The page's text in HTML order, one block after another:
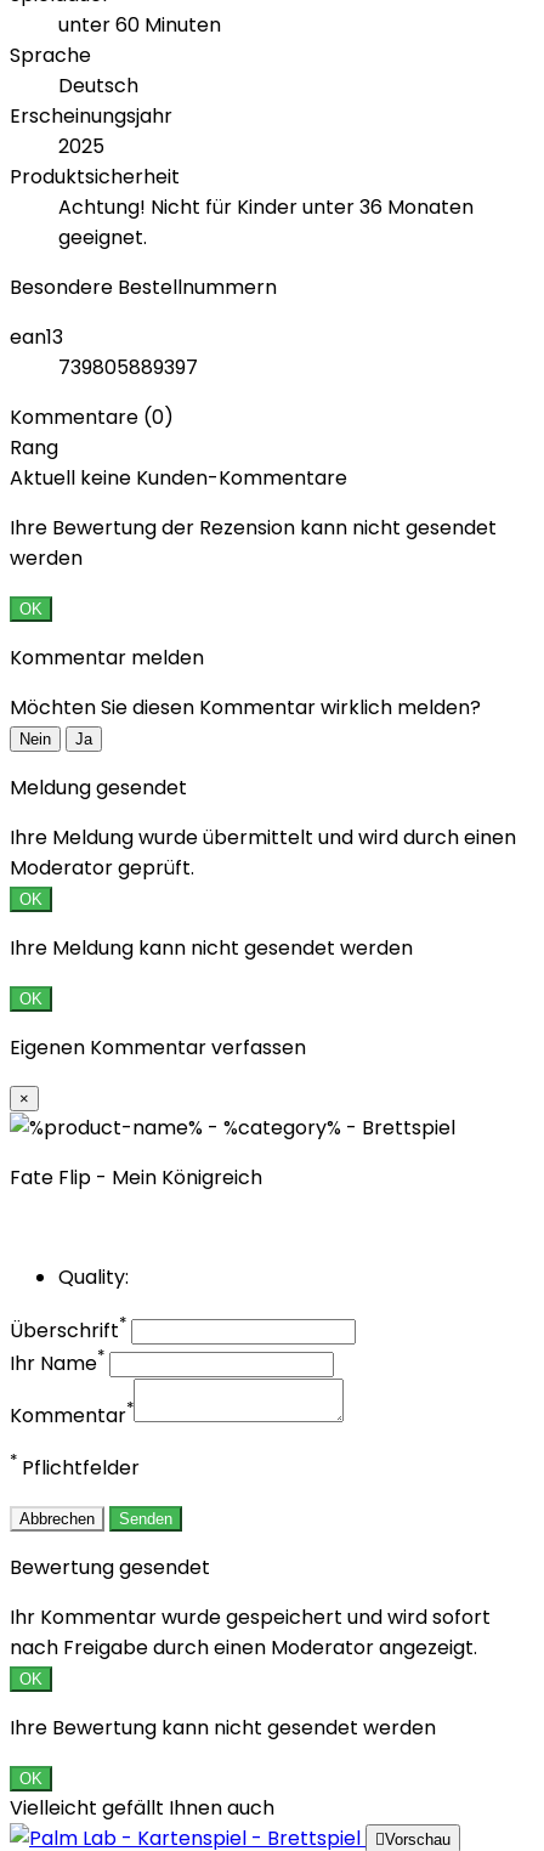
unter 60 Minuten
Sprache
Deutsch
Erscheinungsjahr
2025
Produktsicherheit
Achtung! Nicht für Kinder unter 36 Monaten
geeignet.
Besondere Bestellnummern
ean13
739805889397
Kommentare (0)
Rang
Aktuell keine Kunden-Kommentare
Ihre Bewertung der Rezension kann nicht gesendet
werden
OK
Kommentar melden
Möchten Sie diesen Kommentar wirklich melden?
Nein Ja
Meldung gesendet
Ihre Meldung wurde übermittelt und wird durch einen
Moderator geprüft.
OK
Ihre Meldung kann nicht gesendet werden
OK
Eigenen Kommentar verfassen
×
Fate Flip - Mein Königreich
Quality:
Überschrift*
Ihr Name*
Kommentar*
* Pflichtfelder
Abbrechen Senden
Bewertung gesendet
Ihr Kommentar wurde gespeichert und wird sofort
nach Freigabe durch einen Moderator angezeigt.
OK
Ihre Bewertung kann nicht gesendet werden
OK
Vielleicht gefällt Ihnen auch
Vorschau